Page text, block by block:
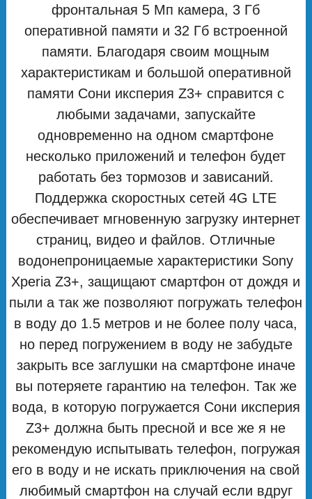
фронтальная 5 Мп камера, 3 Гб
оперативной памяти и 32 Гб встроенной
памяти. Благодаря своим мощным
характеристикам и большой оперативной
памяти Сони иксперия Z3+ справится с
любыми задачами, запускайте
одновременно на одном смартфоне
несколько приложений и телефон будет
работать без тормозов и зависаний.
Поддержка скоростных сетей 4G LTE
обеспечивает мгновенную загрузку интернет
страниц, видео и файлов. Отличные
водонепроницаемые характеристики Sony
Xperia Z3+, защищают смартфон от дождя и
пыли а так же позволяют погружать телефон
в воду до 1.5 метров и не более полу часа,
но перед погружением в воду не забудьте
закрыть все заглушки на смартфоне иначе
вы потеряете гарантию на телефон. Так же
вода, в которую погружается Сони иксперия
Z3+ должна быть пресной и все же я не
рекомендую испытывать телефон, погружая
его в воду и не искать приключения на свой
любимый смартфон на случай если вдруг